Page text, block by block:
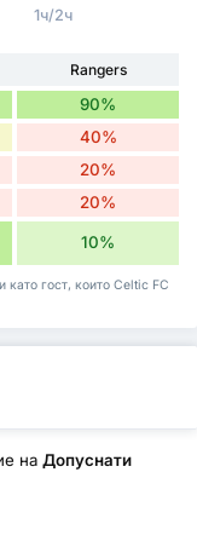
1ч/2ч
Rangers
90%
40%
20%
20%
10%
гост, които Celtic FC
на Допуснати